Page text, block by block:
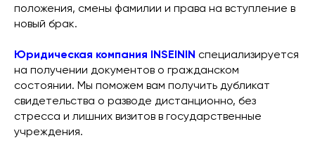
положения, смены фамилии и права на вступление в
новый брак.
Юридическая компания INSEININ специализируется
на получении документов о гражданском
состоянии. Мы поможем вам получить дубликат
свидетельства о разводе дистанционно, без
стресса и лишних визитов в государственные
учреждения.